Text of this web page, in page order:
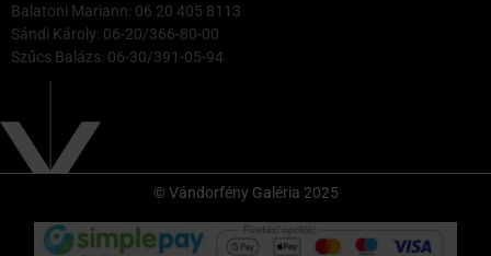
Balatoni Mariann: 06 20 405 8113
Sándi Károly: 06-20/366-80-00
Szűcs Balázs: 06-30/391-05-94
© Vándorfény Galéria 2025